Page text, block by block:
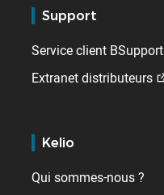
Support
Service client BSupport
Extranet distributeurs
Kelio
Qui sommes-nous ?